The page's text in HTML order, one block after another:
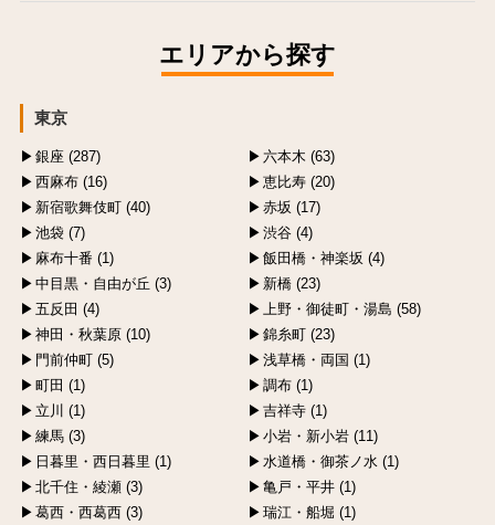
エリアから探す
東京
銀座 (287)
六本木 (63)
西麻布 (16)
恵比寿 (20)
新宿歌舞伎町 (40)
赤坂 (17)
池袋 (7)
渋谷 (4)
麻布十番 (1)
飯田橋・神楽坂 (4)
中目黒・自由が丘 (3)
新橋 (23)
五反田 (4)
上野・御徒町・湯島 (58)
神田・秋葉原 (10)
錦糸町 (23)
門前仲町 (5)
浅草橋・両国 (1)
町田 (1)
調布 (1)
立川 (1)
吉祥寺 (1)
練馬 (3)
小岩・新小岩 (11)
日暮里・西日暮里 (1)
水道橋・御茶ノ水 (1)
北千住・綾瀬 (3)
亀戸・平井 (1)
葛西・西葛西 (3)
瑞江・船堀 (1)